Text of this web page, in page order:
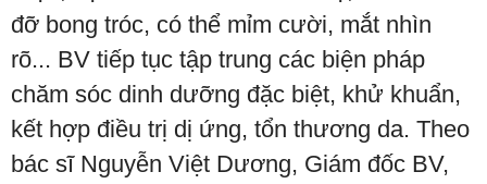
đỡ bong tróc, có thể mỉm cười, mắt nhìn
rõ... BV tiếp tục tập trung các biện pháp
chăm sóc dinh dưỡng đặc biệt, khử khuẩn,
kết hợp điều trị dị ứng, tổn thương da. Theo
bác sĩ Nguyễn Việt Dương, Giám đốc BV,